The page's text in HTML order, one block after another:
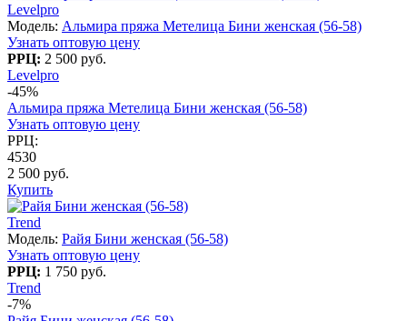
Levelpro
Модель: Альмира пряжа Метелица Бини женская (56-58)
Узнать оптовую цену
РРЦ: 2 500 руб.
Levelpro
-45%
Альмира пряжа Метелица Бини женская (56-58)
Узнать оптовую цену
РРЦ:
4530
2 500 руб.
Купить
Trend
Модель: Райя Бини женская (56-58)
Узнать оптовую цену
РРЦ: 1 750 руб.
Trend
-7%